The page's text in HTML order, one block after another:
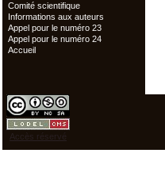
Comité scientifique
Informations aux auteurs
Appel pour le numéro 23
Appel pour le numéro 24
Accueil
Accès réservé